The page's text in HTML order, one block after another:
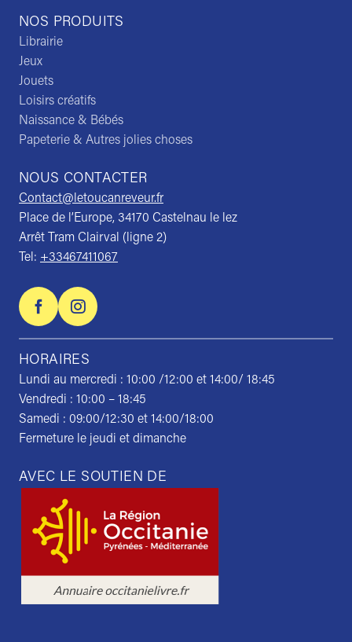
NOS PRODUITS
Librairie
Jeux
Jouets
Loisirs créatifs
Naissance & Bébés
Papeterie & Autres jolies choses
NOUS CONTACTER
Contact@letoucanreveur.fr
Place de l’Europe, 34170 Castelnau le lez
Arrêt Tram Clairval (ligne 2)
Tel: +33467411067
HORAIRES
Lundi au mercredi : 10:00 /12:00 et 14:00/ 18:45
Vendredi : 10:00 – 18:45
Samedi : 09:00/12:30 et 14:00/18:00
Fermeture le jeudi et dimanche
AVEC LE SOUTIEN DE